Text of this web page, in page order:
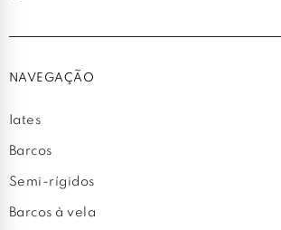
NAVEGAÇÃO
Iates
Barcos
Semi-rígidos
Barcos à vela